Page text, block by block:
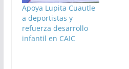
Apoya Lupita Cuautle
a deportistas y
refuerza desarrollo
infantil en CAIC